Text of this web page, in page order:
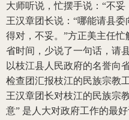
大师听说，忙摆手说：“不
王汉章团长说：“哪能请县
得对，不妥。”方正美主任
省时间，少说了一句话，请
以枝江县人民政府的名誉向
检查团汇报枝江的民族宗教
王汉章团长对枝江的民族宗
意” 是人大对政府工作的最好